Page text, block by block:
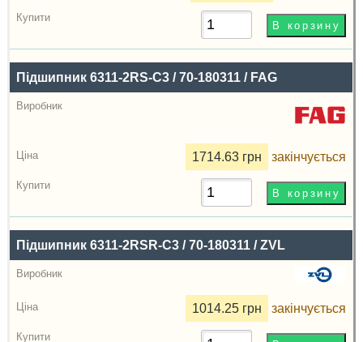
Підшипник 6311-2RS-C3 / 70-180311 / FAG
1714.63 грн закінчується
Підшипник 6311-2RSR-C3 / 70-180311 / ZVL
1014.25 грн закінчується